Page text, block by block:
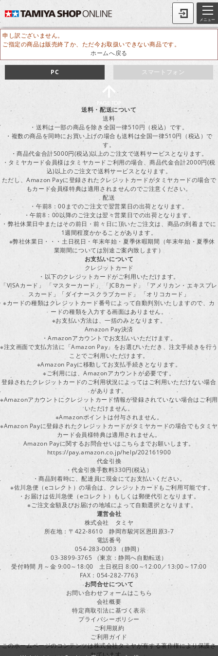
メニュー
申し訳ございません。
ご指定の商品は販売終了か、ただ今お取扱いできない商品です。
ホームへ戻る
スマートフォン
PC
送料・配送について
送料
・送料は一部の商品を除き全国一律510円（税込）です。
・複数の商品を同時にお買い上げの場合も送料は全国一律510円（税込）で
す。
・商品代金合計5000円(税込)以上のご注文で送料サービスとなります。
・タミヤカード会員様はタミヤカードご利用の場合、商品代金合計2000円(税
込)以上のご注文で送料サービスとなります。
ただし、Amazon Payに登録されたクレジットカードがタミヤカードの場合で
もカード会員様特典は適用されませんのでご注意ください。
配送
・午前8：00までのご注文で翌営業日の出荷となります。
・午前8：00以降のご注文は翌々営業日での出荷となります。
・弊社休業日中またはその前日・前々日に頂いたご注文は、商品の到着までに
1週間程度かかることがあります。
※弊社休業日・・・土日祝日・年末年始・夏季休暇期間（年末年始・夏季休
業期間については別途ご案内致します）
お支払いについて
クレジットカード
・以下のクレジットカードがご利用いただけます。
「VISAカード」 「マスターカード」 「JCBカード」「アメリカン・エキスプレ
スカード」「ダイナースクラブカード」 「オリコカード」
※カードの種類はクレジットカード番号によって自動判別いたしますので、カ
ードの種類を入力する画面はありません。
※お支払い方法は、一括のみとなります。
Amazon Pay決済
・Amazonアカウントでお支払いいただけます。
※注文画面で支払方法に「Amazon Pay」をお選びいただき、注文手続きを行う
ことでご利用いただけます。
※Amazon Payに移動してお支払手続きとなります。
※ご利用には、Amazonアカウントが必要です。
登録されたクレジットカードのご利用状況によってはご利用いただけない場合
があります。
※Amazonアカウントにクレジットカード情報が登録されていない場合はご利用
いただけません。
※Amazonポイントは付与されません。
※Amazon Payに登録されたクレジットカードがタミヤカードの場合でもタミヤ
カード会員様特典は適用されません。
Amazon Payに関するお問合せいはこちらまでお願いします。
https://pay.amazon.co.jp/help/202161900
代金引換
・代金引換手数料330円(税込）
・商品到着時に、配達員に現金にてお支払いください。
※佐川急便（eコレクト）の場合は、クレジットカードもご利用可能です。
・お届けは佐川急便（eコレクト）もしくは郵便代引となります。
※ご注文金額及びお届けの地域によって自動選択となります。
運営会社
株式会社 タミヤ
所在地：〒422-8610 静岡市駿河区恩田原3-7
電話番号
054-283-0003 （静岡）
03-3899-3765 （東京：静岡へ自動転送）
受付時間 月～金 9:00～18:00 土日祝日 8:00～12:00／13:00～17:00
FAX：054-282-7763
お問合せについて
お問い合わせフォームはこちら
会社概要
特定商取引法に基づく表示
プライバシーポリシー
ご利用規約
ご利用ガイド
このホームページのコンテンツは株式会社タミヤが有する著作権により保護さ
れています。